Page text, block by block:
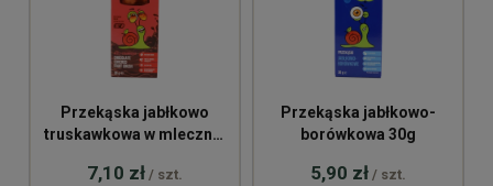
Przekąska jabłkowo
truskawkowa w mlecznej
7,10 zł / szt.
Przekąska jabłkowo-
borówkowa 30g
5,90 zł / szt.